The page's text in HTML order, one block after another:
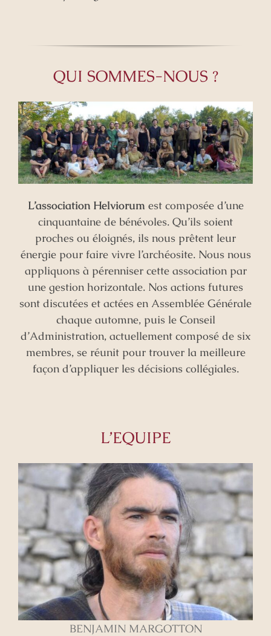
QUI SOMMES-NOUS ?
L’association Helviorum est composée d’une
cinquantaine de bénévoles. Qu’ils soient
proches ou éloignés, ils nous prêtent leur
énergie pour faire vivre l’archéosite. Nous nous
appliquons à pérenniser cette association par
une gestion horizontale. Nos actions futures
sont discutées et actées en Assemblée Générale
chaque automne, puis le Conseil
d’Administration, actuellement composé de six
membres, se réunit pour trouver la meilleure
façon d’appliquer les décisions collégiales.
L’EQUIPE
BENJAMIN MARGOTTON